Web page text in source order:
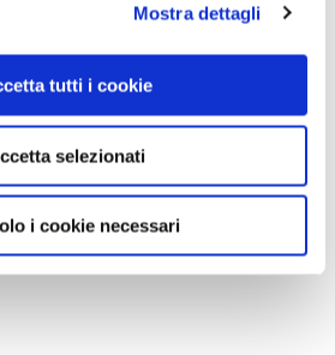
Mostra dettagli
tutti i cookie
selezionati
i cookie necessari